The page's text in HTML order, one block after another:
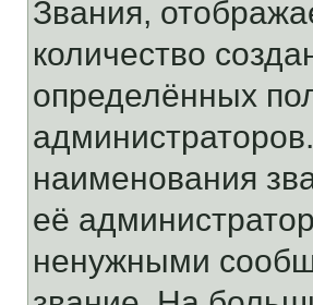
Звания,
количество
определённых
наименования
её
ненужными